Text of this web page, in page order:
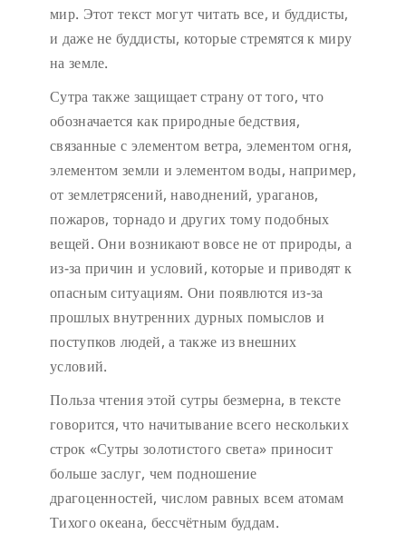
мир. Этот текст могут читать все, и буддисты,
и даже не буддисты, которые стремятся к миру
на земле.
Сутра также защищает страну от того, что
обозначается как природные бедствия,
связанные с элементом ветра, элементом огня,
элементом земли и элементом воды, например,
от землетрясений, наводнений, ураганов,
пожаров, торнадо и других тому подобных
вещей. Они возникают вовсе не от природы, а
из-за причин и условий, которые и приводят к
опасным ситуациям. Они появлются из-за
прошлых внутренних дурных помыслов и
поступков людей, а также из внешних
условий.
Польза чтения этой сутры безмерна, в тексте
говорится, что начитывание всего нескольких
строк «Сутры золотистого света» приносит
больше заслуг, чем подношение
драгоценностей, числом равных всем атомам
Тихого океана, бессчётным буддам.